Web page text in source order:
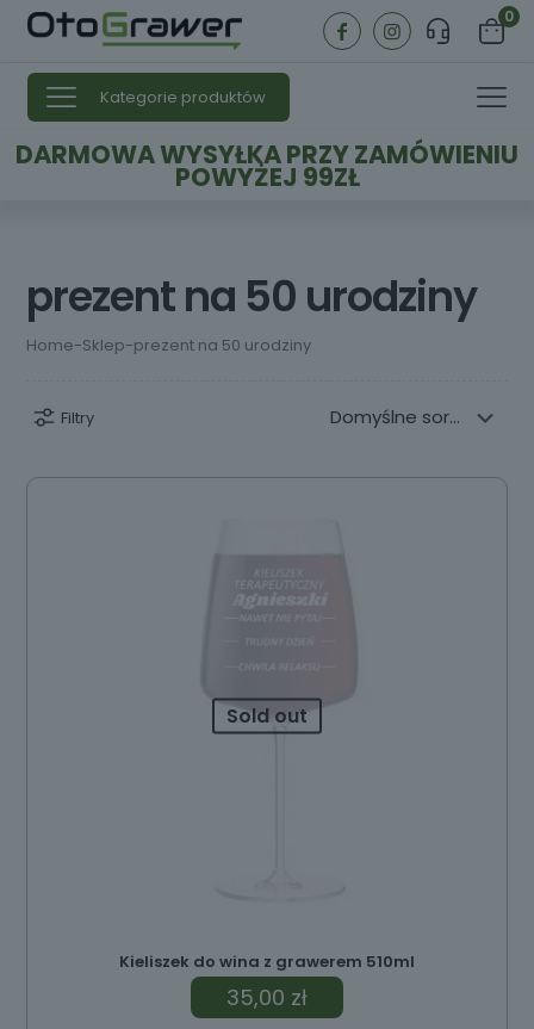
0
Kategorie produktów
DARMOWA WYSYŁKA PRZY ZAMÓWIENIU
POWYŻEJ 99ZŁ
prezent na 50 urodziny
Home-Sklep-prezent na 50 urodziny
Filtry
Sold out
Kieliszek do wina z grawerem 510ml
35,00 zł